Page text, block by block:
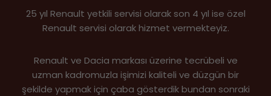
25 yıl Renault yetkili servisi olarak son 4 yıl ise özel
Renault servisi olarak hizmet vermekteyiz.
Renault ve Dacia markası üzerine tecrübeli ve
uzman kadromuzla işimizi kaliteli ve düzgün bir
şekilde yapmak için çaba gösterdik bundan sonraki